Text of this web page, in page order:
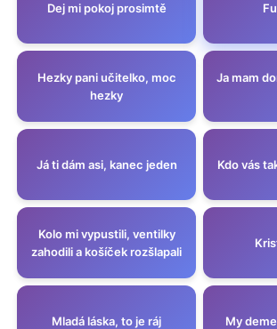
Dej mi pokoj prosimtě
Hezky pani učitelko, moc
hezky
Ja mam
Já ti dám asi, kanec jeden Kdo vás
Kolo mi vypustili, ventilky
zahodili a košíček rozšlapali
Mladá láska, to je ráj My